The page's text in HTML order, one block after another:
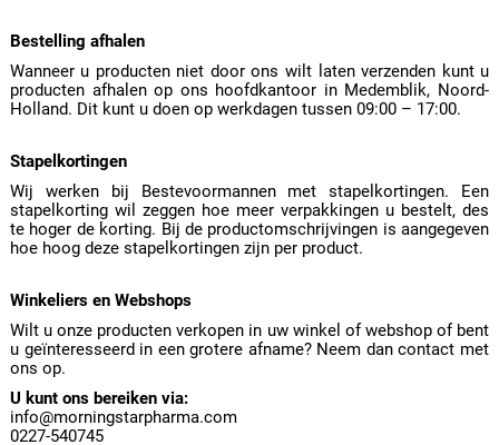
Bestelling afhalen
Wanneer u producten niet door ons wilt laten verzenden kunt u
producten afhalen op ons hoofdkantoor in Medemblik, Noord-
Holland. Dit kunt u doen op werkdagen tussen 09:00 – 17:00.
Stapelkortingen
Wij werken bij Bestevoormannen met stapelkortingen. Een
stapelkorting wil zeggen hoe meer verpakkingen u bestelt, des
te hoger de korting. Bij de productomschrijvingen is aangegeven
hoe hoog deze stapelkortingen zijn per product.
Winkeliers en Webshops
Wilt u onze producten verkopen in uw winkel of webshop of bent
u geïnteresseerd in een grotere afname? Neem dan contact met
ons op.
U kunt ons bereiken via:
info@morningstarpharma.com
0227-540745